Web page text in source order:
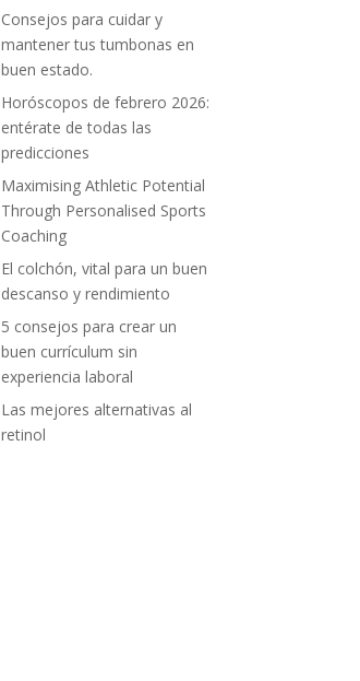
Consejos para cuidar y
mantener tus tumbonas en
buen estado.
Horóscopos de febrero 2026:
entérate de todas las
predicciones
Maximising Athletic Potential
Through Personalised Sports
Coaching
El colchón, vital para un buen
descanso y rendimiento
5 consejos para crear un
buen currículum sin
experiencia laboral
Las mejores alternativas al
retinol